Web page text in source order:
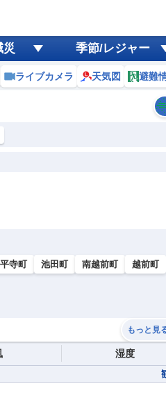
災 季節/レジャー
ライブカメラ 天気図 避難
寺町 池田町 南越前町 越前町
もっと見
湿度